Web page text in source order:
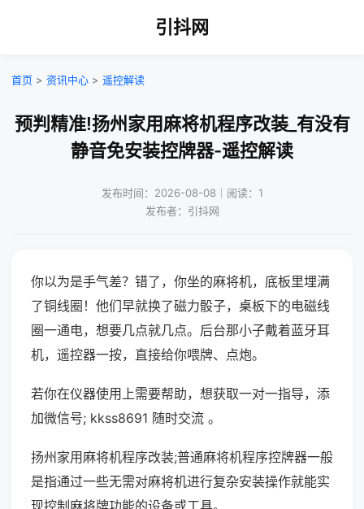
引抖网
首页 > 资讯中心 > 遥控解读
预判精准!扬州家用麻将机程序改装_有没有
静音免安装控牌器-遥控解读
发布时间：2026-08-08｜阅读：1
发布者：引抖网
你以为是手气差？错了，你坐的麻将机，底板里埋满
了铜线圈！他们早就换了磁力骰子，桌板下的电磁线
圈一通电，想要几点就几点。后台那小子戴着蓝牙耳
机，遥控器一按，直接给你喂牌、点炮。
若你在仪器使用上需要帮助，想获取一对一指导，添
加微信号; kkss8691 随时交流 。
扬州家用麻将机程序改装;普通麻将机程序控牌器一般
是指通过一些无需对麻将机进行复杂安装操作就能实
现控制麻将牌功能的设备或工具。